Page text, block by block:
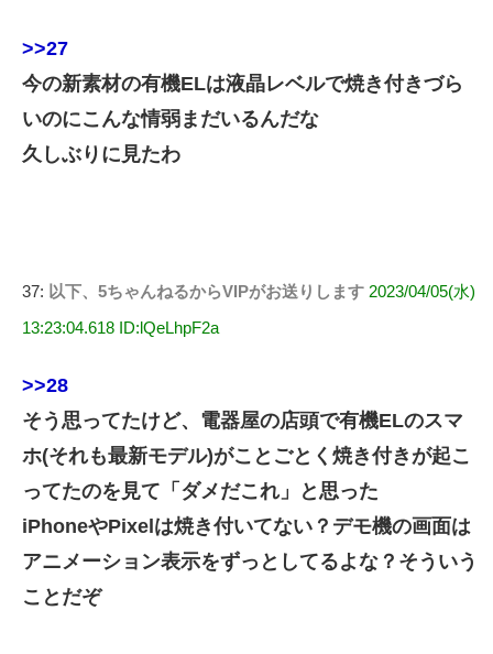
>>27
今の新素材の有機ELは液晶レベルで焼き付きづら
いのにこんな情弱まだいるんだな
久しぶりに見たわ
37: 以下、5ちゃんねるからVIPがお送りします 2023/04/05(水)
13:23:04.618 ID:lQeLhpF2a
>>28
そう思ってたけど、電器屋の店頭で有機ELのスマ
ホ(それも最新モデル)がことごとく焼き付きが起こ
ってたのを見て「ダメだこれ」と思った
iPhoneやPixelは焼き付いてない？デモ機の画面は
アニメーション表示をずっとしてるよな？そういう
ことだぞ